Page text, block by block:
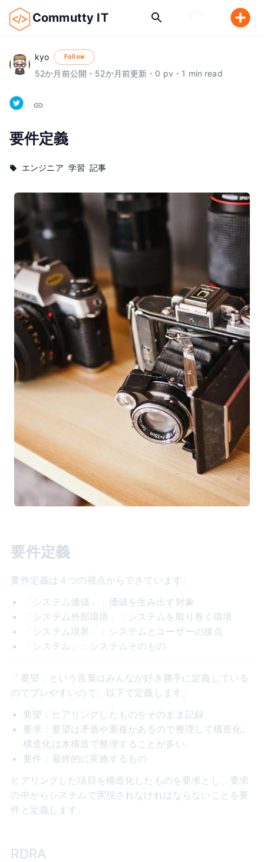
Commutty IT
kyo Follow
52か月前公開 ・ 52か月前更新 ・ 0 pv ・ 1 min read
要件定義
エンジニア 学習 記事
要件定義
要件定義は４つの視点からできています。
「システム価値」：価値を生み出す対象
「システム外部環境」：システムを取り巻く環境
「システム境界」：システムとユーザーの接点
「システム」：システムそのもの
「要望」という言葉はみんなが好き勝手に定義している
のでブレやすいので、以下で定義します。
要望：ヒアリングしたものをそのまま記録
要求：要望は矛盾や重複があるので整理して構造化。
構造化は木構造で整理することが多い。
要件：最終的に実施するもの
ヒアリングした項目を構造化したものを要求とし、要求
の中からシステムで実現されなければならないことを要
件と定義します。
RDRA